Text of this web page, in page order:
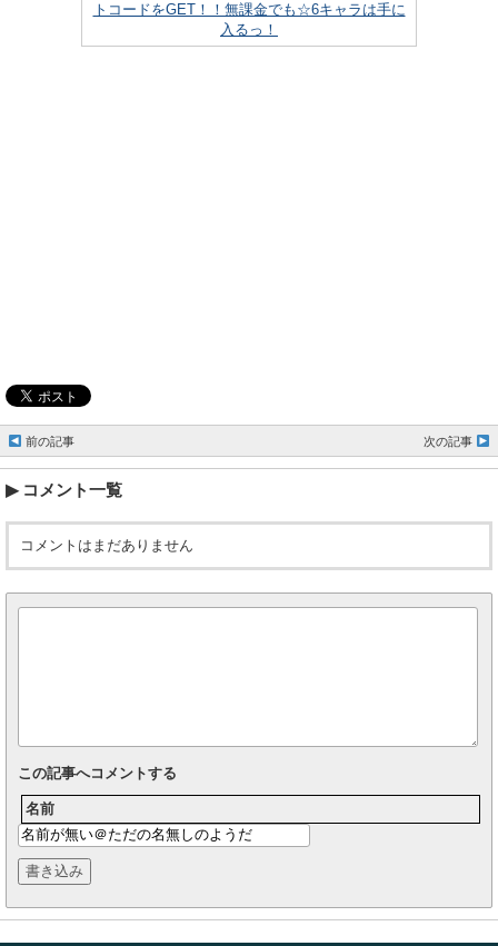
トコードをGET！！無課金でも☆6キャラは手に
入るっ！
前の記事 次の記事
コメント一覧
コメントはまだありません
この記事へコメントする
名前